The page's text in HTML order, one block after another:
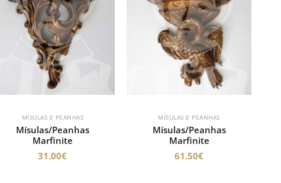
MÍSULAS E PEANHAS
Mísulas/Peanhas
Marfinite
31.00€
MÍSULAS E PEANHAS
Mísulas/Peanhas
Marfinite
61.50€